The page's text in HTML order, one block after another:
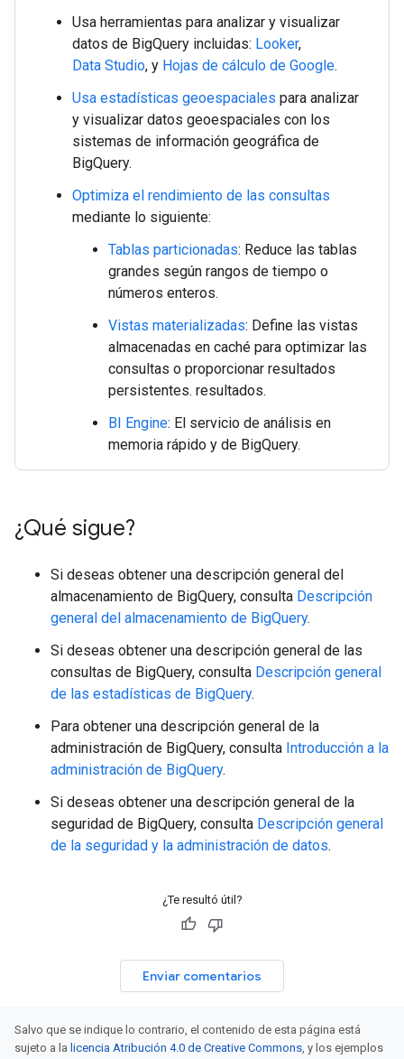
Usa herramientas para analizar y visualizar
datos de BigQuery incluidas: Looker,
Data Studio, y Hojas de cálculo de Google.
Usa estadísticas geoespaciales para analizar
y visualizar datos geoespaciales con los
sistemas de información geográfica de
BigQuery.
Optimiza el rendimiento de las consultas
mediante lo siguiente:
Tablas particionadas: Reduce las tablas
grandes según rangos de tiempo o
números enteros.
Vistas materializadas: Define las vistas
almacenadas en caché para optimizar las
consultas o proporcionar resultados
persistentes. resultados.
BI Engine: El servicio de análisis en
memoria rápido y de BigQuery.
¿Qué sigue?
Si deseas obtener una descripción general del
almacenamiento de BigQuery, consulta Descripción
general del almacenamiento de BigQuery.
Si deseas obtener una descripción general de las
consultas de BigQuery, consulta Descripción general
de las estadísticas de BigQuery.
Para obtener una descripción general de la
administración de BigQuery, consulta Introducción a la
administración de BigQuery.
Si deseas obtener una descripción general de la
seguridad de BigQuery, consulta Descripción general
de la seguridad y la administración de datos.
¿Te resultó útil?
Enviar comentarios
Salvo que se indique lo contrario, el contenido de esta página está
sujeto a la licencia Atribución 4.0 de Creative Commons, y los ejemplos